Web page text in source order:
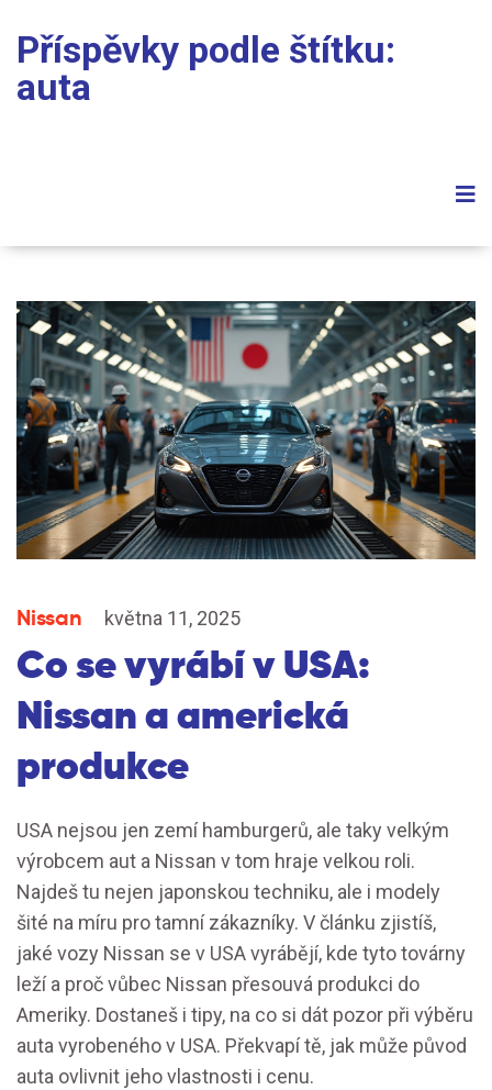
Příspěvky podle štítku:
auta
Nissan května 11, 2025
Co se vyrábí v USA:
Nissan a americká
produkce
USA nejsou jen zemí hamburgerů, ale taky velkým
výrobcem aut a Nissan v tom hraje velkou roli.
Najdeš tu nejen japonskou techniku, ale i modely
šité na míru pro tamní zákazníky. V článku zjistíš,
jaké vozy Nissan se v USA vyrábějí, kde tyto továrny
leží a proč vůbec Nissan přesouvá produkci do
Ameriky. Dostaneš i tipy, na co si dát pozor při výběru
auta vyrobeného v USA. Překvapí tě, jak může původ
auta ovlivnit jeho vlastnosti i cenu.